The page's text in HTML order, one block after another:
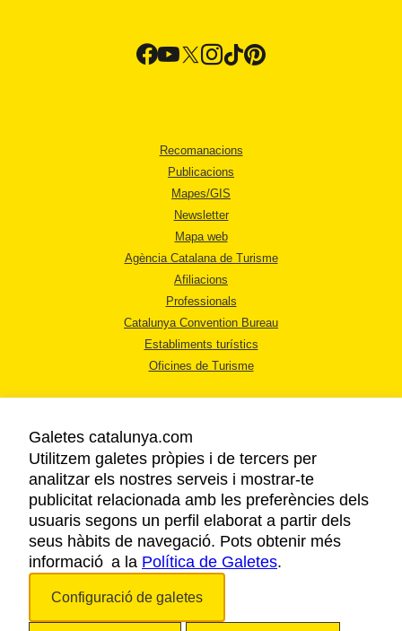
Recomanacions
Publicacions
Mapes/GIS
Newsletter
Mapa web
Agència Catalana de Turisme
Afiliacions
Professionals
Catalunya Convention Bureau
Establiments turístics
Oficines de Turisme
AVÍS LEGAL
POLÍTICA DE PRIVACITAT
COOKIES
ACCESSIBILITAT
Galetes catalunya.com
Utilitzem galetes pròpies i de tercers per
analitzar els nostres serveis i mostrar-te
publicitat relacionada amb les preferències dels
usuaris segons un perfil elaborat a partir dels
seus hàbits de navegació. Pots obtenir més
informació a la Política de Galetes.
Configuració de galetes